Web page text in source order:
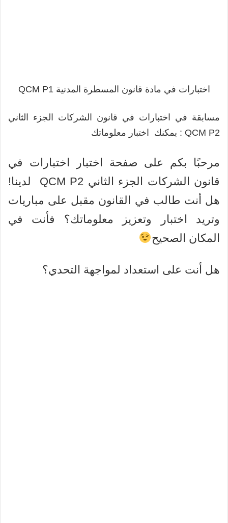
اختبارات في مادة قانون المسطرة المدنية QCM P1
مسابقة في اختبارات في قانون الشركات الجزء الثاني
QCM P2 : يمكنك اختبار معلوماتك
مرحبًا بكم على صفحة اختبار اختبارات في
قانون الشركات الجزء الثاني QCM P2 لدينا!
هل أنت طالب في القانون مقبل على مباريات
وتريد اختبار وتعزيز معلوماتك؟ فأنت في
المكان الصحيح
هل أنت على استعداد لمواجهة التحدي؟